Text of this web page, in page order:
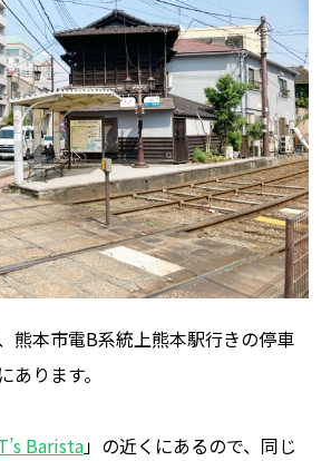
熊本市電B系統上熊本駅行きの停車
ります。
Barista」の近くにあるので、同じ